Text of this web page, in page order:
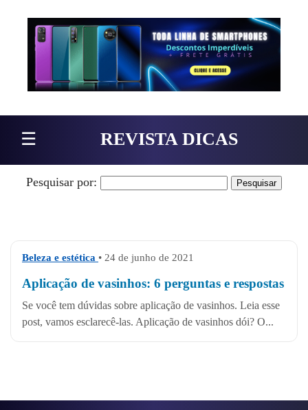
Pular para o conteúdo
☰ REVISTA DICAS
Pesquisar por:
Beleza e estética • 24 de junho de 2021
Aplicação de vasinhos: 6 perguntas e respostas
Se você tem dúvidas sobre aplicação de vasinhos. Leia esse
post, vamos esclarecê-las. Aplicação de vasinhos dói? O...